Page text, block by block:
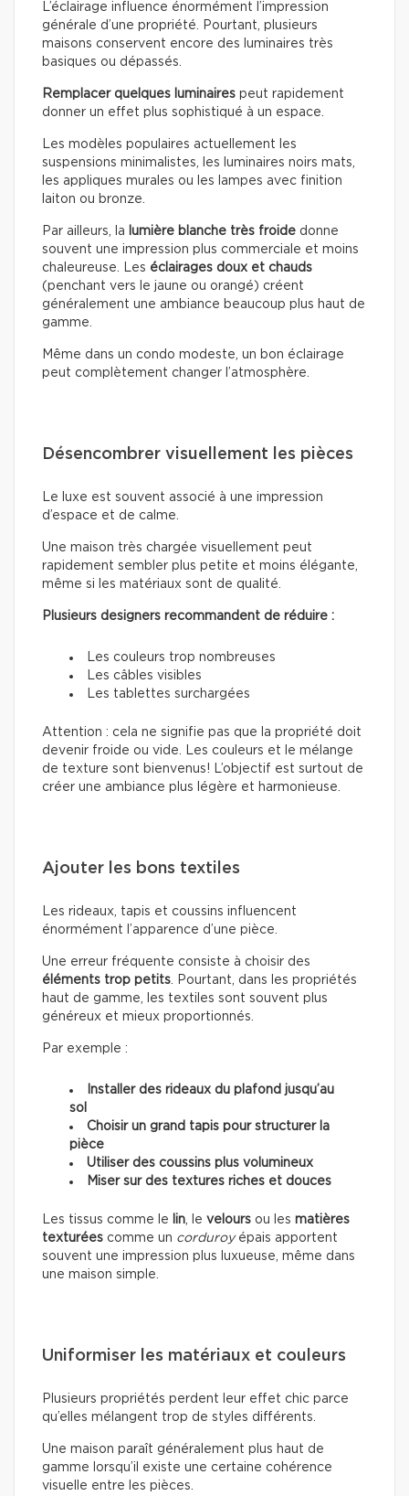
L’éclairage influence énormément l’impression
générale d’une propriété. Pourtant, plusieurs
maisons conservent encore des luminaires très
basiques ou dépassés.
Remplacer quelques luminaires peut rapidement
donner un effet plus sophistiqué à un espace.
Les modèles populaires actuellement les
suspensions minimalistes, les luminaires noirs mats,
les appliques murales ou les lampes avec finition
laiton ou bronze.
Par ailleurs, la lumière blanche très froide donne
souvent une impression plus commerciale et moins
chaleureuse. Les éclairages doux et chauds
(penchant vers le jaune ou orangé) créent
généralement une ambiance beaucoup plus haut de
gamme.
Même dans un condo modeste, un bon éclairage
peut complètement changer l’atmosphère.
Désencombrer visuellement les pièces
Le luxe est souvent associé à une impression
d’espace et de calme.
Une maison très chargée visuellement peut
rapidement sembler plus petite et moins élégante,
même si les matériaux sont de qualité.
Plusieurs designers recommandent de réduire :
Les couleurs trop nombreuses
Les câbles visibles
Les tablettes surchargées
Attention : cela ne signifie pas que la propriété doit
devenir froide ou vide. Les couleurs et le mélange
de texture sont bienvenus! L’objectif est surtout de
créer une ambiance plus légère et harmonieuse.
Ajouter les bons textiles
Les rideaux, tapis et coussins influencent
énormément l’apparence d’une pièce.
Une erreur fréquente consiste à choisir des
éléments trop petits. Pourtant, dans les propriétés
haut de gamme, les textiles sont souvent plus
généreux et mieux proportionnés.
Par exemple :
Installer des rideaux du plafond jusqu’au
sol
Choisir un grand tapis pour structurer la
pièce
Utiliser des coussins plus volumineux
Miser sur des textures riches et douces
Les tissus comme le lin, le velours ou les matières
texturées comme un corduroyépais apportent
souvent une impression plus luxueuse, même dans
une maison simple.
Uniformiser les matériaux et couleurs
Plusieurs propriétés perdent leur effet chic parce
qu’elles mélangent trop de styles différents.
Une maison paraît généralement plus haut de
gamme lorsqu’il existe une certaine cohérence
visuelle entre les pièces.